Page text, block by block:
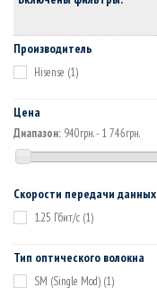
Производитель
Hisense (1)
Цена
Диапазон: 940грн. - 1 746грн.
Скорости передачи данных
1.25 Гбит/с (1)
Тип оптического волокна
SM (Single Mod) (1)